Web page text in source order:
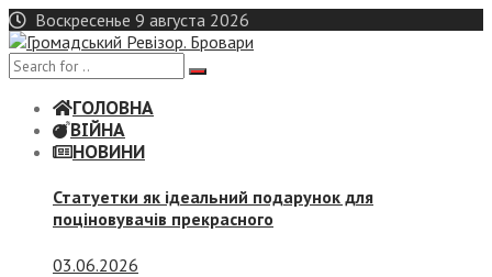
Skip
to
content
Воскресенье 9 августа 2026
ГОЛОВНА
ВІЙНА
НОВИНИ
Статуетки як ідеальний подарунок для
поціновувачів прекрасного
03.06.2026